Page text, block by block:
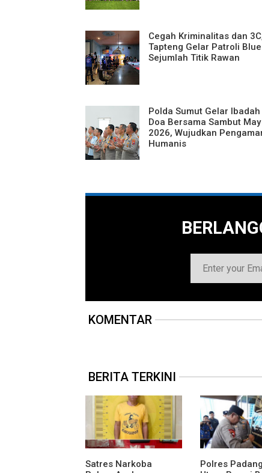
Cegah Kriminalitas dan
Tapteng Gelar Patroli
Sejumlah Titik Rawan
Polda Sumut Gelar
Doa Bersama Sambut May
2026, Wujudkan
Humanis
KOMENTAR
BERITA TERKINI
Satres Narkoba
Polres